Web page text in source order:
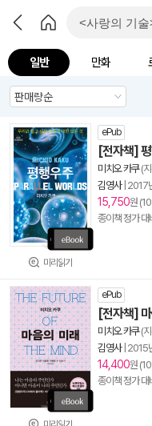
일반 만화
미리읽기
ePub
[전자책]
미치오 카쿠(지
김영사| 2017
15,750원
종이책 정가 대
ePub
[전자책]
미치오 카쿠(지
김영사| 2015
14,400원
종이책 정가 대